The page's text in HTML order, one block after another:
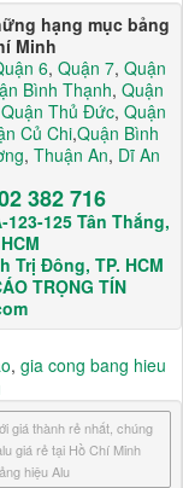
hạng mục bảng
Minh
6, Quận 7, Quận
Bình Thạnh, Quận
Quận Thủ Đức, Quận
Củ Chi,Quận Bình
, Thuận An, Dĩ An
382 716
125 Tân Thắng,
Trị Đông, TP. HCM
TRỌNG TÍN
, gia cong bang hieu
giá thành rẻ nhất, chúng
giá rẻ tại Hồ Chí Minh
hiệu Alu